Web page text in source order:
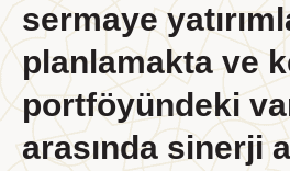
Yönetim
Yönetim
Cumhurbaşkanı
Komiteler
sermaye
planlamakta ve
portföyündeki
arasında sinerji